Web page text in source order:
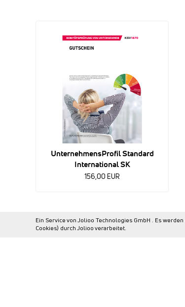
UnternehmensProfil Standard
International SK
156,00 EUR
Ein Service von Jolioo Technologies GmbH . Es
Cookies) durch Jolioo verarbeitet.